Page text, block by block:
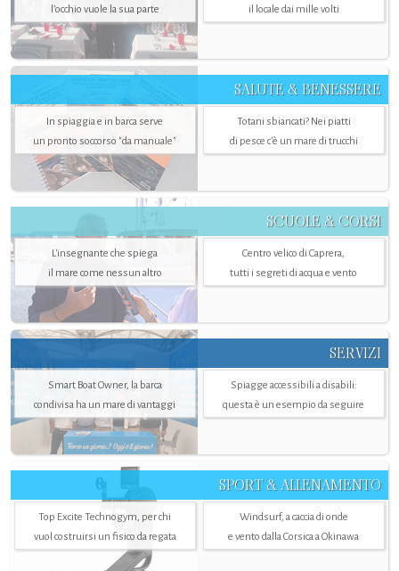
l’occhio vuole la sua parte il locale dai mille volti
SALUTE & BENESSERE
In spiaggia e in barca serve
un pronto soccorso "da manuale"
Totani sbiancati? Nei piatti
di pesce c'è un mare di trucchi
SCUOLE & CORSI
L'insegnante che spiega
il mare come nessun altro
Centro velico di Caprera,
tutti i segreti di acqua e vento
SERVIZI
Smart Boat Owner, la barca
condivisa ha un mare di vantaggi
Spiagge accessibili a disabili:
questa è un esempio da seguire
SPORT & ALLENAMENTO
Top Excite Technogym, per chi
vuol costruirsi un fisico da regata
Windsurf, a caccia di onde
e vento dalla Corsica a Okinawa